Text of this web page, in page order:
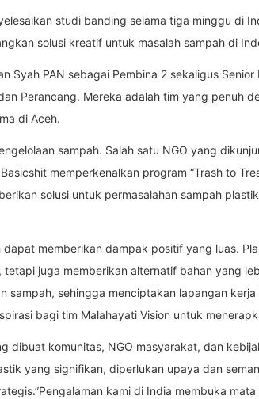
studi banding selama tiga minggu di
solusi kreatif untuk masalah sampah di
Syah PAN sebagai Pembina 2 sekaligus
Perancang. Mereka adalah tim yang penuh
di Aceh.
sampah. Salah satu NGO yang
memperkenalkan program “Trash to
solusi untuk permasalahan sampah
memberikan dampak positif yang luas.
juga memberikan alternatif bahan yang
sehingga menciptakan lapangan
bagi tim Malahayati Vision untuk
komunitas, NGO masyarakat, dan
yang signifikan, diperlukan upaya dan
kami di India membuka